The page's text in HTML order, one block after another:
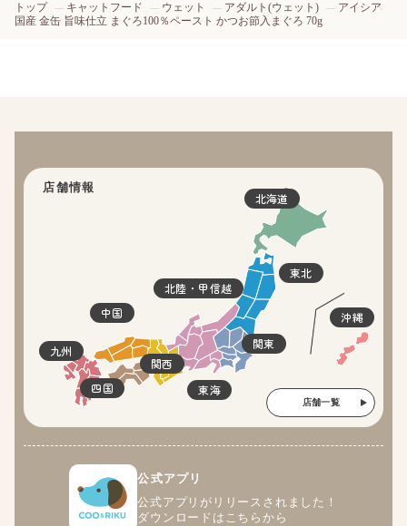
トップ キャットフード ウェット アダルト(ウェット)
アイシア
国産 金缶 旨味仕立 まぐろ100％ペースト かつお節入まぐろ 70g
店舗情報
北海道
東北
関東
北陸・甲信越
東海
関西
四国
中国
九州
沖縄
店舗一覧
公式アプリ
公式アプリがリリースされました！
ダウンロードはこちらから